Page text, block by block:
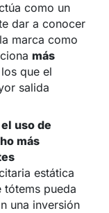
como un
dar a conocer
marca como
más
que el
salida
el uso de
más
estática
tótems pueda
una inversión